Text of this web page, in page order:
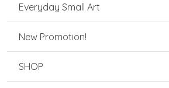
Everyday Small Art
New Promotion!
SHOP